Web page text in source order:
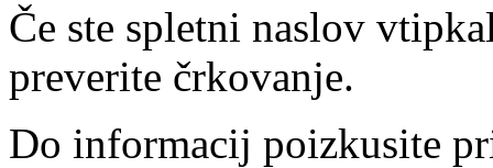
Če ste spletni naslov
preverite črkovanje.
Do informacij poizkusite